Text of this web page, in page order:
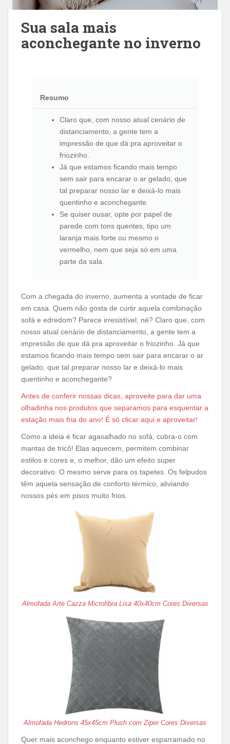
Sua sala mais
aconchegante no inverno
Resumo
Claro que, com nosso atual cenário de
distanciamento, a gente tem a
impressão de que dá pra aproveitar o
friozinho.
Já que estamos ficando mais tempo
sem sair para encarar o ar gelado, que
tal preparar nosso lar e deixá-lo mais
quentinho e aconchegante.
Se quiser ousar, opte por papel de
parede com tons quentes, tipo um
laranja mais forte ou mesmo o
vermelho, nem que seja só em uma
parte da sala.
Com a chegada do inverno, aumenta a vontade de ficar
em casa. Quem não gosta de curtir aquela combinação
sofá e edredom? Parece irresistível, né? Claro que, com
nosso atual cenário de distanciamento, a gente tem a
impressão de que dá pra aproveitar o friozinho. Já que
estamos ficando mais tempo sem sair para encarar o ar
gelado, que tal preparar nosso lar e deixá-lo mais
quentinho e aconchegante?
Antes de conferir nossas dicas, aproveite para dar uma
olhadinha nos produtos que separamos para esquentar a
estação mais fria do ano! É só clicar aqui e aproveitar!
Como a ideia é ficar agasalhado no sofá, cubra-o com
mantas de tricô! Elas aquecem, permitem combinar
estilos e cores e, o melhor, dão um efeito super
decorativo. O mesmo serve para os tapetes. Os felpudos
têm aquela sensação de conforto térmico, aliviando
nossos pés em pisos muito frios.
Almofada Arte Cazza Microfibra Lisa 40x40cm Cores Diversas
Almofada Hedrons 45x45cm Plush com Ziper Cores Diversas
Quer mais aconchego enquanto estiver esparramado no